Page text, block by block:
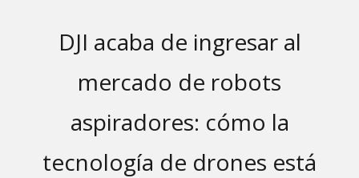
DJI acaba de ingresar al
mercado de robots
aspiradores: cómo la
tecnología de drones está